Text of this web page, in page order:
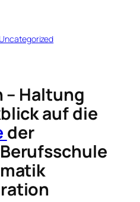
Haltung
auf die
der